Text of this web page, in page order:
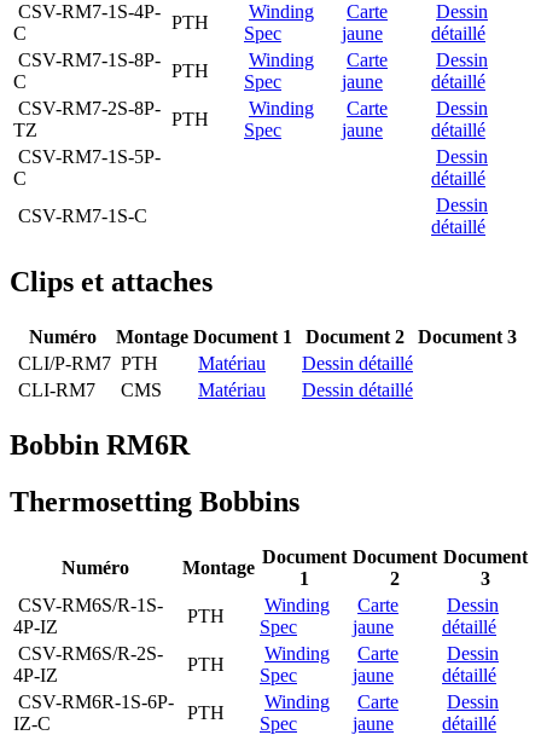
CSV-RM7-1S-4P-
C
PTH
Winding
Spec
Carte
jaune
Dessin
détaillé
CSV-RM7-1S-8P-
C
PTH
Winding
Spec
Carte
jaune
Dessin
détaillé
CSV-RM7-2S-8P-
TZ
PTH
Winding
Spec
Carte
jaune
Dessin
détaillé
CSV-RM7-1S-5P-
C
Dessin
détaillé
CSV-RM7-1S-C
Dessin
détaillé
Clips et attaches
Numéro Montage Document 1 Document 2
Document 3
CLI/P-RM7 PTH Matériau
Dessin détaillé
CLI-RM7
CMS Matériau Dessin détaillé
Bobbin RM6R
Thermosetting Bobbins
Numéro Montage
Document
1
Document
2
Document
3
CSV-RM6S/R-1S-
4P-IZ
PTH
Winding
Spec
Carte
jaune
Dessin
détaillé
CSV-RM6S/R-2S-
4P-IZ
PTH
Winding
Spec
Carte
jaune
Dessin
détaillé
CSV-RM6R-1S-6P-
IZ-C
PTH
Winding
Spec
Carte
jaune
Dessin
détaillé